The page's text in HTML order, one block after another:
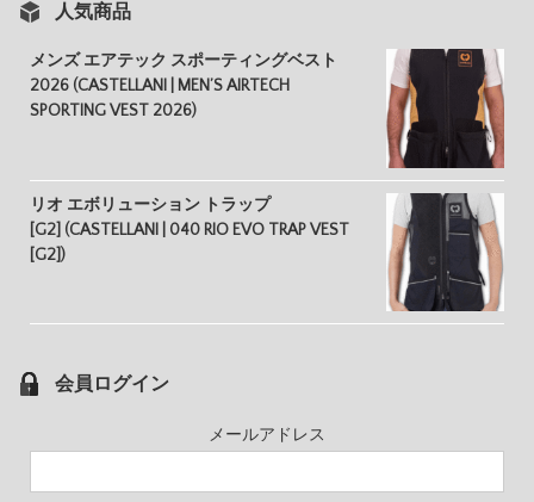
人気商品
メンズ エアテック スポーティングベスト
2026 (CASTELLANI | MEN’S AIRTECH
SPORTING VEST 2026)
リオ エボリューション トラップ
[G2] (CASTELLANI | 040 RIO EVO TRAP VEST
[G2])
会員ログイン
メールアドレス